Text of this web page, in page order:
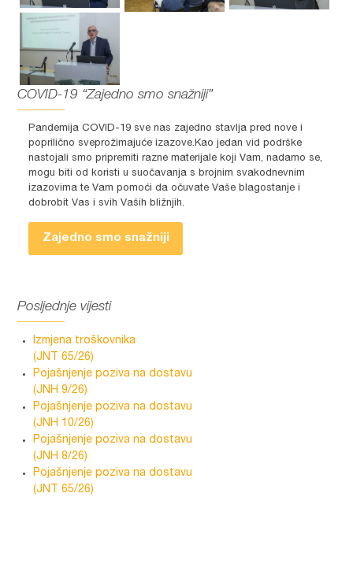
COVID-19 “Zajedno smo snažniji”
Pandemija COVID-19 sve nas zajedno stavlja pred nove i
poprilično sveprožimajuće izazove.Kao jedan vid podrške
nastojali smo pripremiti razne materijale koji Vam, nadamo se,
mogu biti od koristi u suočavanja s brojnim svakodnevnim
izazovima te Vam pomoći da očuvate Vaše blagostanje i
dobrobit Vas i svih Vaših bližnjih.
Zajedno smo snažniji
Posljednje vijesti
Izmjena troškovnika
(JNT 65/26)
Pojašnjenje poziva na dostavu
(JNH 9/26)
Pojašnjenje poziva na dostavu
(JNH 10/26)
Pojašnjenje poziva na dostavu
(JNH 8/26)
Pojašnjenje poziva na dostavu
(JNT 65/26)